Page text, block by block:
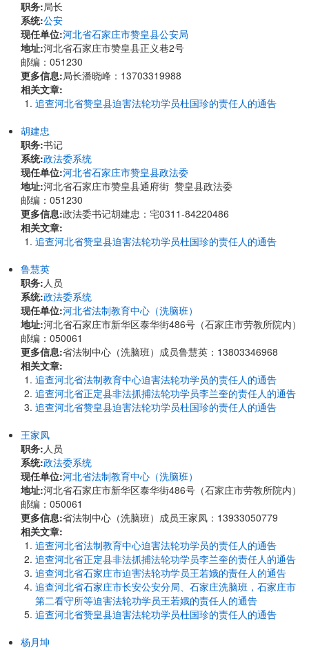
职务:局长
系统:公安
现任单位:河北省石家庄市赞皇县公安局
地址:河北省石家庄市赞皇县正义巷2号
邮编：051230
更多信息:局长潘晓峰：13703319988
相关文章:
追查河北省赞皇县迫害法轮功学员杜国珍的责任人的通告
胡建忠
职务:书记
系统:政法委系统
现任单位:河北省石家庄市赞皇县政法委
地址:河北省石家庄市赞皇县通府街 赞皇县政法委
邮编：051230
更多信息:政法委书记胡建忠：宅0311-84220486
相关文章:
追查河北省赞皇县迫害法轮功学员杜国珍的责任人的通告
鲁慧英
职务:人员
系统:政法委系统
现任单位:河北省法制教育中心（洗脑班）
地址:河北省石家庄市新华区泰华街486号（石家庄市劳教所院内）
邮编：050061
更多信息:省法制中心（洗脑班）成员鲁慧英：13803346968
相关文章:
追查河北省法制教育中心迫害法轮功学员的责任人的通告
追查河北省正定县非法抓捕法轮功学员李兰奎的责任人的通告
追查河北省赞皇县迫害法轮功学员杜国珍的责任人的通告
王家凤
职务:人员
系统:政法委系统
现任单位:河北省法制教育中心（洗脑班）
地址:河北省石家庄市新华区泰华街486号（石家庄市劳教所院内）
邮编：050061
更多信息:省法制中心（洗脑班）成员王家凤：13933050779
相关文章:
追查河北省法制教育中心迫害法轮功学员的责任人的通告
追查河北省正定县非法抓捕法轮功学员李兰奎的责任人的通告
追查河北省石家庄市迫害法轮功学员王若娥的责任人的通告
追查河北省石家庄市长安公安分局、石家庄洗脑班，石家庄市
第二看守所等迫害法轮功学员王若娥的责任人的通告
追查河北省赞皇县迫害法轮功学员杜国珍的责任人的通告
杨月坤